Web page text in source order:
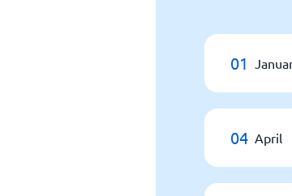
01
04 April